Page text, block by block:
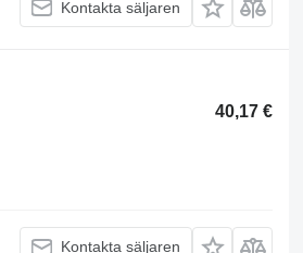
Kontakta säljaren
40,17 €
Kontakta säljaren